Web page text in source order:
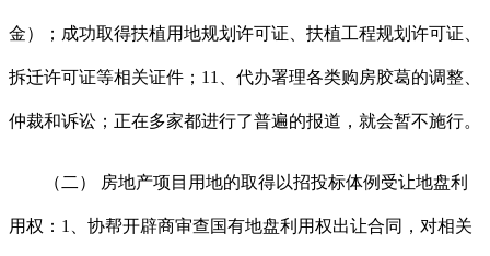
金）；成功取得扶植用地规划许可证、扶植工程规划许可证、
拆迁许可证等相关证件；11、代办署理各类购房胶葛的调整、
仲裁和诉讼；正在多家都进行了普遍的报道，就会暂不施行。
（二） 房地产项目用地的取得以招投标体例受让地盘利
用权：1、协帮开辟商审查国有地盘利用权出让合同，对相关